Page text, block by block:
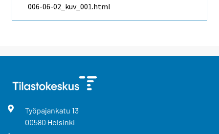
006-06-02_kuv_001.html
Työpajankatu 13
00580 Helsinki